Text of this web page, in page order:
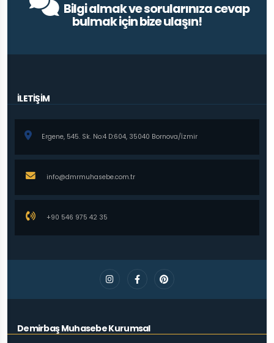
Bilgi almak ve sorularınıza cevap
bulmak için bize ulaşın!
İLETİŞİM
Ergene, 545. Sk. No:4 D:604, 35040 Bornova/İzmir
info@dmrmuhasebe.com.tr
+90 546 975 42 35
Demirbaş Muhasebe Kurumsal